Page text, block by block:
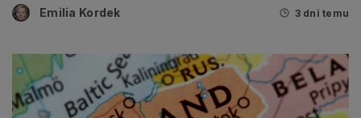
Emilia Kordek 3 dni temu